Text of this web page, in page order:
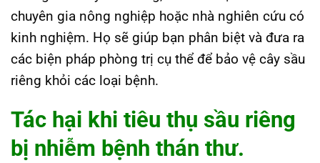
chuyên gia nông nghiệp hoặc nhà nghiên cứu có
kinh nghiệm. Họ sẽ giúp bạn phân biệt và đưa ra
các biện pháp phòng trị cụ thể để bảo vệ cây sầu
riêng khỏi các loại bệnh.
Tác hại khi tiêu thụ sầu riêng
bị nhiễm bệnh thán thư.